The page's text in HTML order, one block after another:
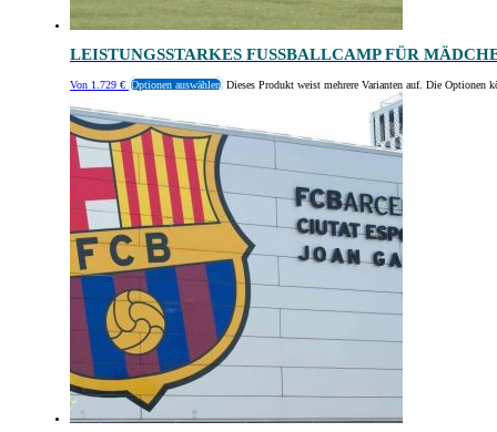
LEISTUNGSSTARKES FUSSBALLCAMP FÜR
Von 1.729 € Optionen auswählen Dieses Produkt weist mehrere Varianten auf. Die Optionen